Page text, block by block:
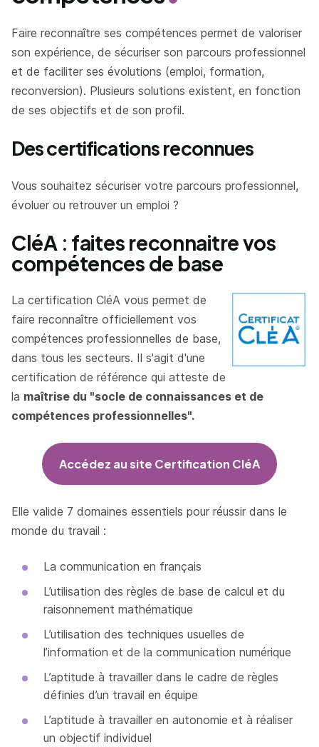
Faire reconnaître ses compétences permet de valoriser
son expérience, de sécuriser son parcours professionnel
et de faciliter ses évolutions (emploi, formation,
reconversion). Plusieurs solutions existent, en fonction
de ses objectifs et de son profil.
Des certifications reconnues
Vous souhaitez sécuriser votre parcours professionnel,
évoluer ou retrouver un emploi ?
CléA : faites reconnaitre vos
compétences de base
La certification CléA vous permet de
faire reconnaître officiellement vos
compétences professionnelles de base,
dans tous les secteurs. Il s'agit d'une
certification de référence qui atteste de
la maîtrise du "socle de connaissances et de
compétences professionnelles".
Accédez au site Certification CléA
Elle valide 7 domaines essentiels pour réussir dans le
monde du travail :
La communication en français
L’utilisation des règles de base de calcul et du
raisonnement mathématique
L’utilisation des techniques usuelles de
l’information et de la communication numérique
L’aptitude à travailler dans le cadre de règles
définies d’un travail en équipe
L’aptitude à travailler en autonomie et à réaliser
un objectif individuel